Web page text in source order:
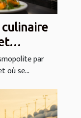
culinaire
par
où se...